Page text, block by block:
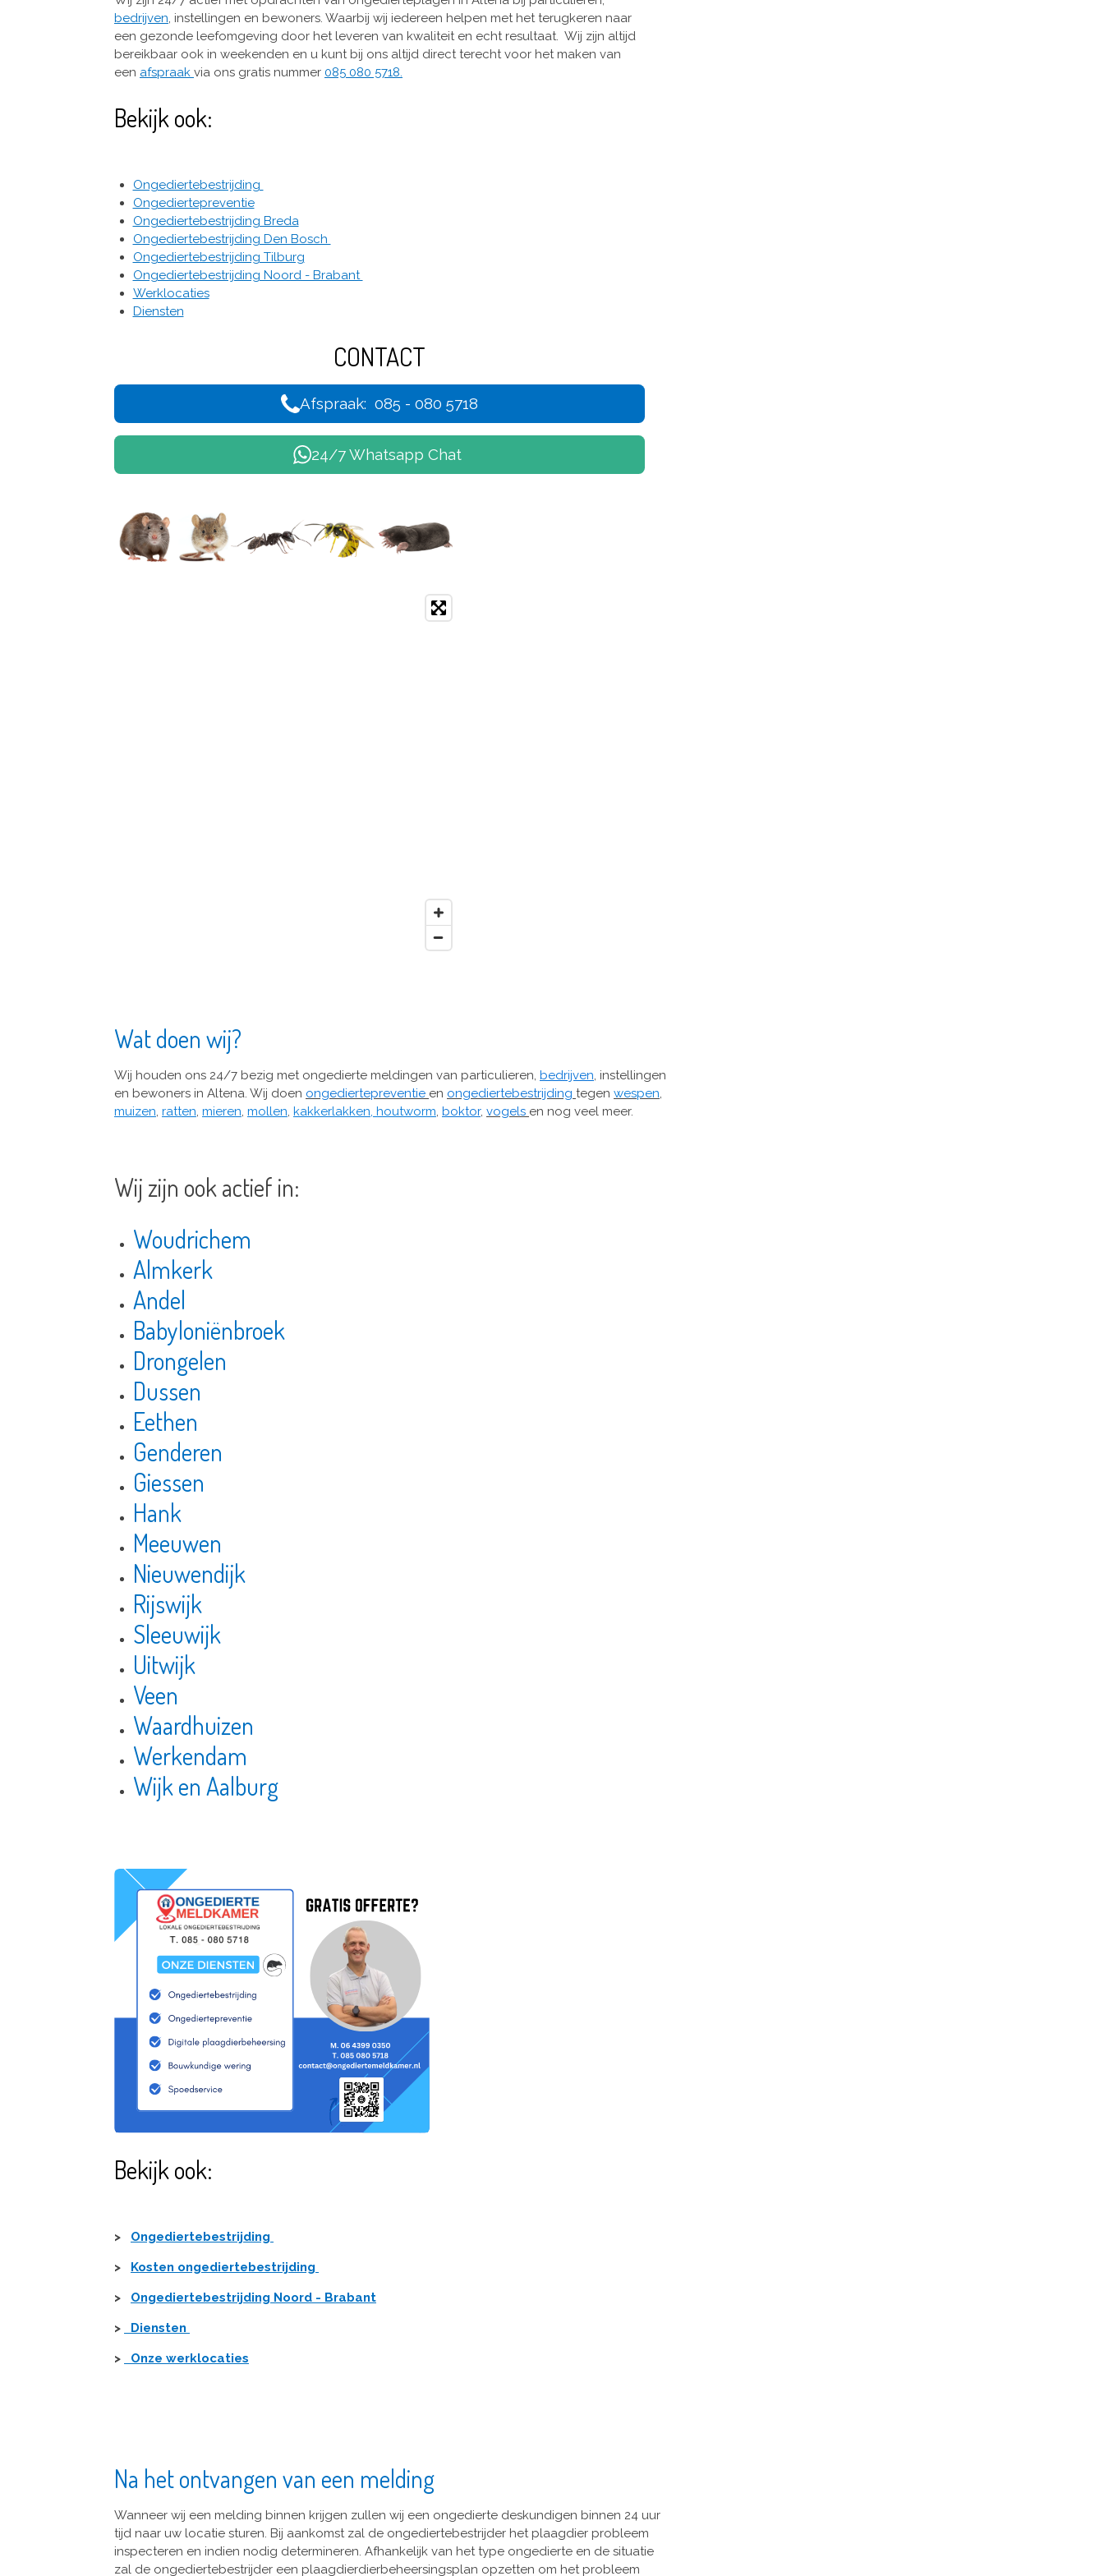
bedrijven , instellingen en bewoners. Waarbij wij iedereen helpen met het terugkeren naar
een gezonde leefomgeving door het leveren van kwaliteit en echt resultaat. Wij zijn altijd
bereikbaar ook in weekenden en u kunt bij ons altijd direct terecht voor het maken van
een afspraak via ons gratis nummer 085 080 5718.
Bekijk ook:
Ongediertebestrijding
Ongediertepreventie
Ongediertebestrijding Breda
Ongediertebestrijding Den Bosch
Ongediertebestrijding Tilburg
Ongediertebestrijding Noord - Brabant
Werklocaties
Diensten
CONTACT
Afspraak: 085 - 080 5718
24/7 Whatsapp Chat
Wat doen wij?
Wij houden ons 24/7 bezig met ongedierte meldingen van particulieren, bedrijven, instellingen
en bewoners in Altena. Wij doen ongediertepreventie en ongediertebestrijding tegen wespen,
muizen, ratten, mieren, mollen, kakkerlakken, houtworm, boktor, vogels en nog veel meer.
Wij zijn ook actief in:
Woudrichem
Almkerk
Andel
Babyloniënbroek
Drongelen
Dussen
Eethen
Genderen
Giessen
Hank
Meeuwen
Nieuwendijk
Rijswijk
Sleeuwijk
Uitwijk
Veen
Waardhuizen
Werkendam
Wijk en Aalburg
Bekijk ook:
> Ongediertebestrijding
> Kosten ongediertebestrijding
> Ongediertebestrijding Noord - Brabant
> Diensten
> Onze werklocaties
Na het ontvangen van een melding
Wanneer wij een melding binnen krijgen zullen wij een ongedierte deskundigen binnen 24 uur
tijd naar uw locatie sturen. Bij aankomst zal de ongediertebestrijder het plaagdier probleem
inspecteren en indien nodig determineren. Afhankelijk van het type ongedierte en de situatie
zal de ongediertebestrijder een plaagdierdierbeheersingsplan opzetten om het probleem